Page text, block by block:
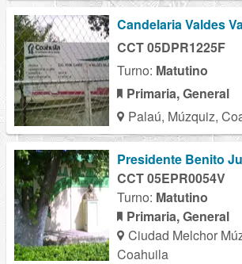
Candelaria Valdes
CCT 05DPR1225F
Turno: Matutino
Primaria, General
Palaú, Múzquiz,
Presidente Benito
CCT 05EPR0054V
Turno: Matutino
Primaria, General
Ciudad Melchor
Coahuila